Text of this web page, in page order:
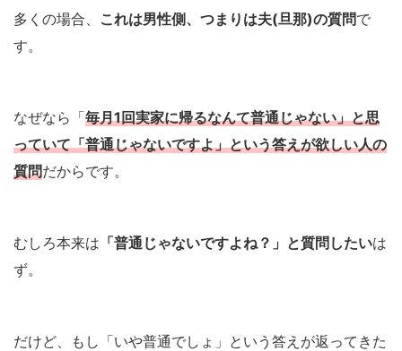
多くの場合、 これは男性側、つまりは夫(旦那)の質問で
す。
なぜなら「毎月1回実家に帰るなんて普通じゃない」と思
っていて「普通じゃないですよ」という答えが欲しい人の
質問だからです。
むしろ本来は 「普通じゃないですよね？」と質問したいは
ず。
だけど、もし「いや普通でしょ」という答えが返ってきた